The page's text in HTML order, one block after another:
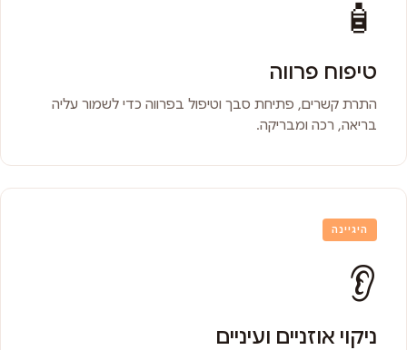
🧴
טיפוח פרווה
התרת קשרים, פתיחת סבך וטיפול בפרווה כדי לשמור עליה
בריאה, רכה ומבריקה.
היגיינה
👂
ניקוי אוזניים ועיניים